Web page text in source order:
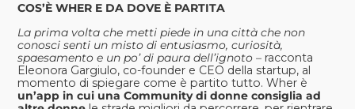
COS’È WHER E DA DOVE È PARTITA
La prima volta che metti piede in una città che non
conosci senti un misto di entusiasmo, curiosità,
spaesamento e un po’ di paura dell’ignoto – racconta
Eleonora Gargiulo, co-founder e CEO della startup, al
momento di spiegare come è partito tutto. Wher è
un’app in cui una Community di donne consiglia ad